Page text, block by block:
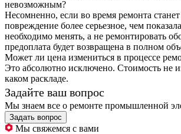
невозможным?
Несомненно, если во время ремонта
повреждение более серьезное, чем
необходимо менять, а не ремонтировать
предоплата будет возвращена в полном
Может ли цена измениться в процессе
Это абсолютно исключено. Стоимость не
каком раскладе.
Задайте ваш вопрос
Мы знаем все о ремонте промышленной
Задать вопрос
Мы свяжемся с вами